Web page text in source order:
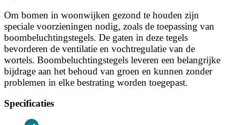
Om bomen in woonwijken gezond te houden zijn
speciale voorzieningen nodig, zoals de toepassing van
boombeluchtingstegels. De gaten in deze tegels
bevorderen de ventilatie en vochtregulatie van de
wortels. Boombeluchtingstegels leveren een belangrijke
bijdrage aan het behoud van groen en kunnen zonder
problemen in elke bestrating worden toegepast.
Specificaties